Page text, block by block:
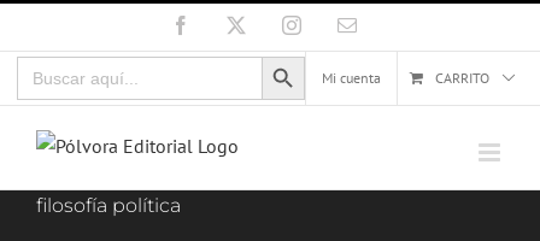
al
contenido
Facebook InstagramCorreo
Buscar:
Botón de búsqueda
Mi cuenta
CARRITO
filosofía política